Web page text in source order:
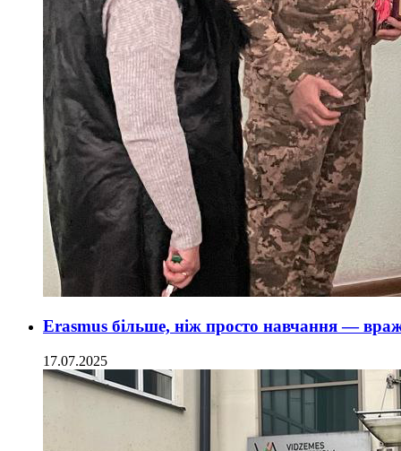
Erasmus більше, ніж просто навчання —
17.07.2025